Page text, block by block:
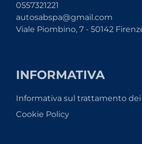
0557321221
autosabspa@gmail.com
Viale Piombino, 7 - 50142
INFORMATIVA
Informativa sul trattamento
Cookie Policy